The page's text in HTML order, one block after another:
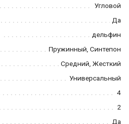
Угловой
Да
дельфин
Пружинный, Синтепон
Средний, Жесткий
Универсальный
4
2
Да